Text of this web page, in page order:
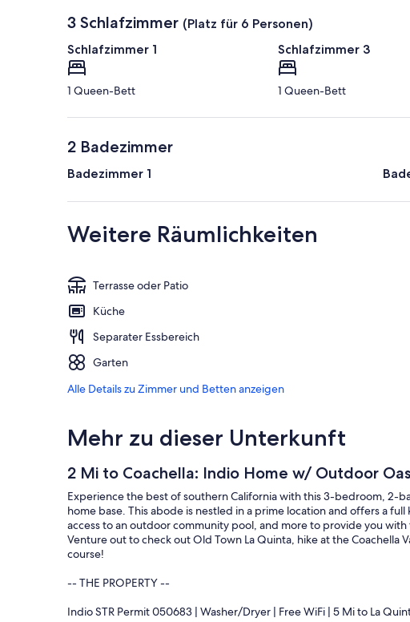
3 Schlafzimmer (Platz für 6 Personen)
Schlafzimmer 1
1 Queen-Bett
Schlafzimmer 3
1 Queen-Bett
2 Badezimmer
Badezimmer 1
Weitere Räumlichkeiten
Terrasse oder Patio
Küche
Separater Essbereich
Garten
Alle Details zu Zimmer und Betten anzeigen
Mehr zu dieser Unterkunft
2 Mi to Coachella: Indio Home w/ Outdoor
Experience the best of southern California with this 3-bedroom, 2-
home base. This abode is nestled in a prime location and offers a
access to an outdoor community pool, and more to provide you
Venture out to check out Old Town La Quinta, hike at the Coachella
course!
-- THE PROPERTY --
Indio STR Permit 050683 | Washer/Dryer | Free WiFi | 5 Mi to La